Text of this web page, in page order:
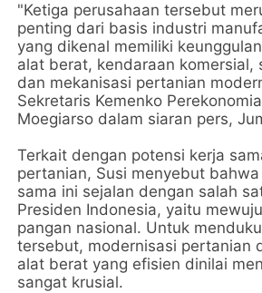
"Ketiga perusahaan tersebut
penting dari basis industri
yang dikenal memiliki
alat berat, kendaraan komersial,
dan mekanisasi pertanian
Sekretaris Kemenko
Moegiarso dalam siaran pers,
Terkait dengan potensi kerja
pertanian, Susi menyebut
sama ini sejalan dengan salah
Presiden Indonesia, yaitu
pangan nasional. Untuk
tersebut, modernisasi pertanian
alat berat yang efisien dinilai
sangat krusial.